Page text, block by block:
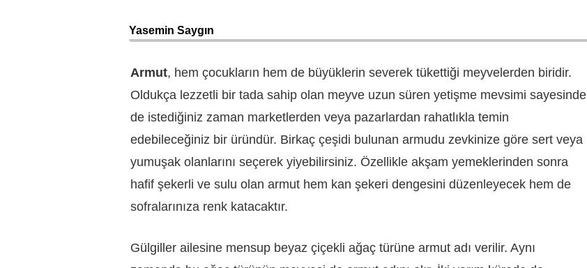
Yasemin Saygın
Armut, hem çocukların hem de büyüklerin severek tükettiği meyvelerden biridir.
Oldukça lezzetli bir tada sahip olan meyve uzun süren yetişme mevsimi sayesinde
de istediğiniz zaman marketlerden veya pazarlardan rahatlıkla temin
edebileceğiniz bir üründür. Birkaç çeşidi bulunan armudu zevkinize göre sert veya
yumuşak olanlarını seçerek yiyebilirsiniz. Özellikle akşam yemeklerinden sonra
hafif şekerli ve sulu olan armut hem kan şekeri dengesini düzenleyecek hem de
sofralarınıza renk katacaktır.
Gülgiller ailesine mensup beyaz çiçekli ağaç türüne armut adı verilir. Aynı